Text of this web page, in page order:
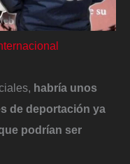
habría unos
de deportación ya
podrían ser